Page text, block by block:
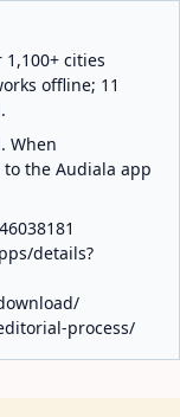
cities
offline; 11
When
the Audiala app
details?
process/